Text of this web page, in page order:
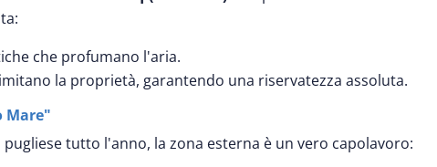
che profumano l'aria.
la proprietà, garantendo una riservatezza assoluta.
Mare"
tutto l'anno, la zona esterna è un vero capolavoro: